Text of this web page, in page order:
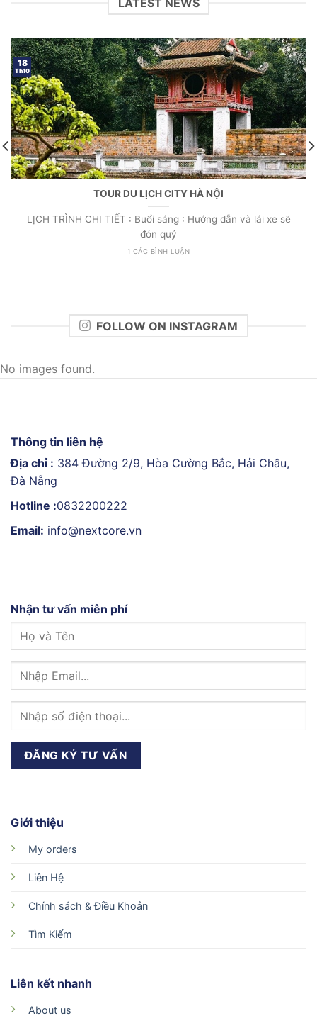
TOUR DU LỊCH CITY HÀ NỘI
LỊCH TRÌNH CHI TIẾT : Buổi sáng : Hướng dẫn và lái xe sẽ
đón quý
1 CÁC BÌNH LUẬN
18
Th10
FOLLOW ON INSTAGRAM
No images found.
Thông tin liên hệ
Địa chỉ : 384 Đường 2/9, Hòa Cường Bắc, Hải Châu,
Đà Nẵng
Hotline :0832200222
Email: info@nextcore.vn
Giới thiệu
My orders
Liên Hệ
Chính sách & Điều Khoản
Tìm Kiếm
Liên kết nhanh
About us
Nhận tư vấn miễn phí